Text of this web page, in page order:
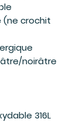
(ne crochit
noirâtre
316L